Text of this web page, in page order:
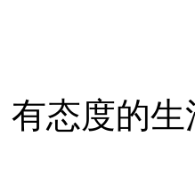
态度的